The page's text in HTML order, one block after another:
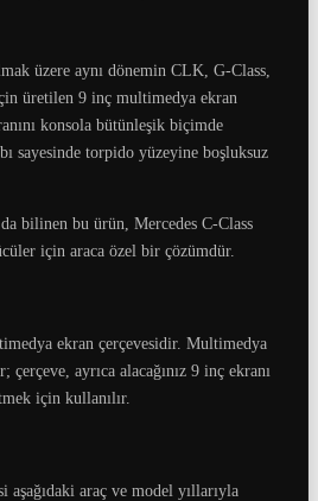
üzere aynı dönemin CLK, G-Class,
üretilen 9 inç multimedya ekran
konsola bütünleşik biçimde
sayesinde torpido yüzeyine boşluksuz
bilinen bu ürün, Mercedes C-Class
için araca özel bir çözümdür.
ekran çerçevesidir. Multimedya
ayrıca alacağınız 9 inç ekranı
için kullanılır.
aşağıdaki araç ve model yıllarıyla